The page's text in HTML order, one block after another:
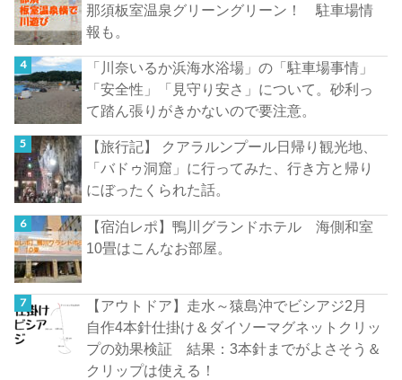
那須板室温泉グリーングリーン！ 駐車場情
報も。
「川奈いるか浜海水浴場」の「駐車場事情」
「安全性」「見守り安さ」について。砂利っ
て踏ん張りがきかないので要注意。
【旅行記】 クアラルンプール日帰り観光地、
「バドゥ洞窟」に行ってみた、行き方と帰り
にぼったくられた話。
【宿泊レポ】鴨川グランドホテル 海側和室
10畳はこんなお部屋。
【アウトドア】走水～猿島沖でビシアジ2月
自作4本針仕掛け＆ダイソーマグネットクリッ
プの効果検証 結果：3本針までがよさそう＆
クリップは使える！